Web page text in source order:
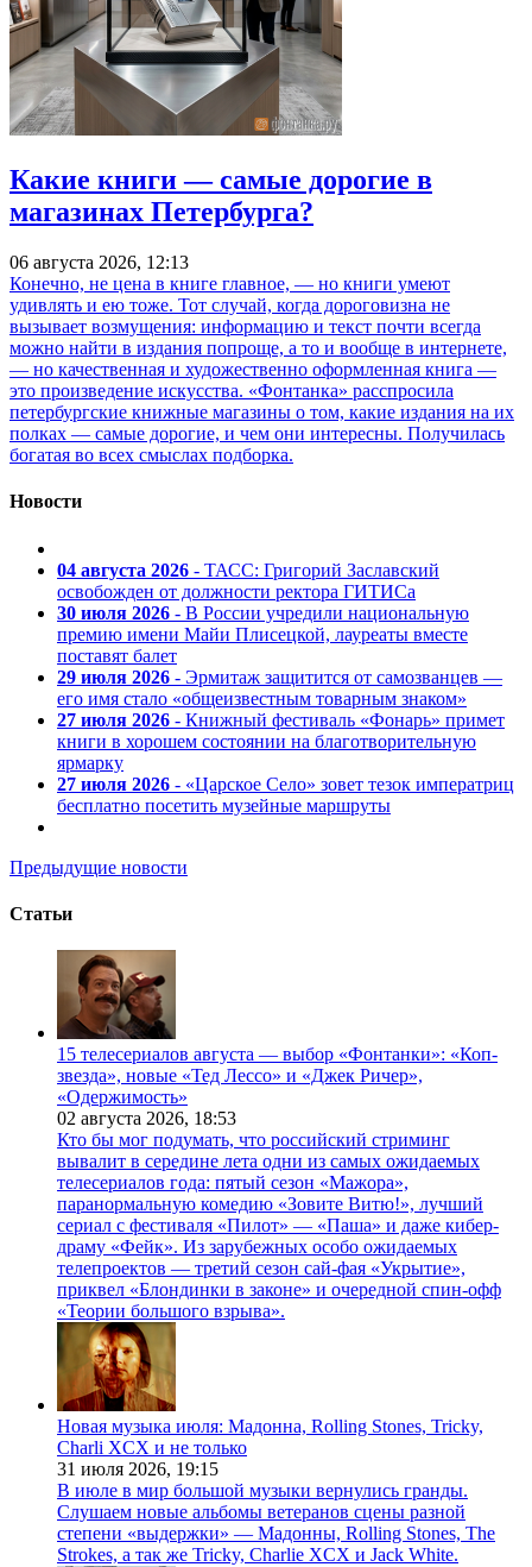
Какие книги — самые дорогие в
магазинах Петербурга?
06 августа 2026, 12:13
Конечно, не цена в книге главное, — но книги умеют
удивлять и ею тоже. Тот случай, когда дороговизна не
вызывает возмущения: информацию и текст почти всегда
можно найти в издания попроще, а то и вообще в интернете,
— но качественная и художественно оформленная книга —
это произведение искусства. «Фонтанка» расспросила
петербургские книжные магазины о том, какие издания на их
полках — самые дорогие, и чем они интересны. Получилась
богатая во всех смыслах подборка.
Новости
04 августа 2026 - ТАСС: Григорий Заславский
освобожден от должности ректора ГИТИСа
30 июля 2026 - В России учредили национальную
премию имени Майи Плисецкой, лауреаты вместе
поставят балет
29 июля 2026 - Эрмитаж защитится от самозванцев —
его имя стало «общеизвестным товарным знаком»
27 июля 2026 - Книжный фестиваль «Фонарь» примет
книги в хорошем состоянии на благотворительную
ярмарку
27 июля 2026 - «Царское Село» зовет тезок императриц
бесплатно посетить музейные маршруты
Предыдущие новости
Статьи
15 телесериалов августа — выбор «Фонтанки»: «Коп-
звезда», новые «Тед Лессо» и «Джек Ричер»,
«Одержимость»
02 августа 2026, 18:53
Кто бы мог подумать, что российский стриминг
вывалит в середине лета одни из самых ожидаемых
телесериалов года: пятый сезон «Мажора»,
паранормальную комедию «Зовите Витю!», лучший
сериал с фестиваля «Пилот» — «Паша» и даже кибер-
драму «Фейк». Из зарубежных особо ожидаемых
телепроектов — третий сезон сай-фая «Укрытие»,
приквел «Блондинки в законе» и очередной спин-офф
«Теории большого взрыва».
Новая музыка июля: Мадонна, Rolling Stones, Tricky,
Charli XCX и не только
31 июля 2026, 19:15
В июле в мир большой музыки вернулись гранды.
Слушаем новые альбомы ветеранов сцены разной
степени «выдержки» — Мадонны, Rolling Stones, The
Strokes, а так же Tricky, Charlie XCX и Jack White.